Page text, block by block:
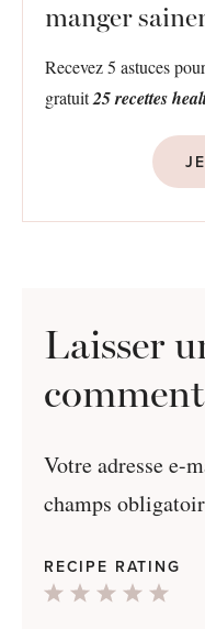
manger
Recevez 5 astuces
gratuit25 recettes
Laisser
Votre adresse e-
champs
RECIPE RATING
4
3
2
1